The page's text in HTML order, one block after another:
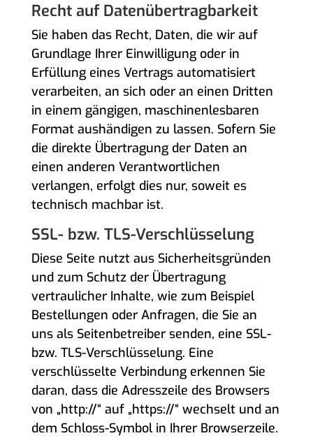
Recht auf Daten­übertrag­barkeit
Sie haben das Recht, Daten, die wir auf
Grundlage Ihrer Einwilligung oder in
Erfüllung eines Vertrags automatisiert
verarbeiten, an sich oder an einen Dritten
in einem gängigen, maschinenlesbaren
Format aushändigen zu lassen. Sofern Sie
die direkte Übertragung der Daten an
einen anderen Verantwortlichen
verlangen, erfolgt dies nur, soweit es
technisch machbar ist.
SSL- bzw. TLS-Verschlüsselung
Diese Seite nutzt aus Sicherheitsgründen
und zum Schutz der Übertragung
vertraulicher Inhalte, wie zum Beispiel
Bestellungen oder Anfragen, die Sie an
uns als Seitenbetreiber senden, eine SSL-
bzw. TLS-Verschlüsselung. Eine
verschlüsselte Verbindung erkennen Sie
daran, dass die Adresszeile des Browsers
von „http://“ auf „https://“ wechselt und an
dem Schloss-Symbol in Ihrer Browserzeile.